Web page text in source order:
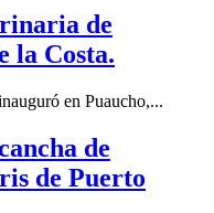
de
la Costa.
en Puaucho,...
de
de Puerto